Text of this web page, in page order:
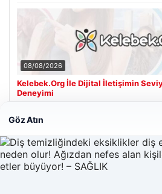
08/08/2026
Kelebek.Org İle Dijital İletişimin
Deneyimi
Son Eklenen Firmalar
Hastaş Beton
Göz Atın